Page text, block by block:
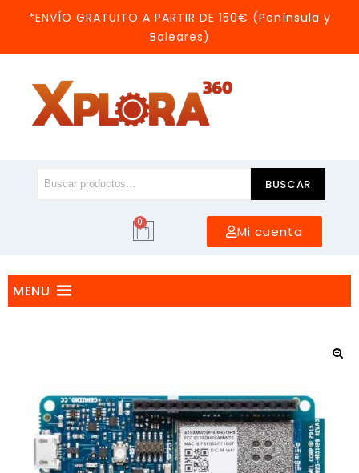
*ENVÍO GRATUITO A PARTIR DE 150€ (Península y
Baleares)
BUSCAR
0
Mi cuenta
MENU